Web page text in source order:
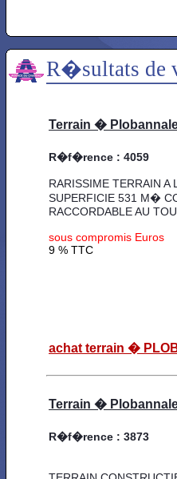
R�sultats de
Terrain �
R�f�rence : 4059
RARISSIME TERRAIN A
SUPERFICIE 531 M�
RACCORDABLE AU
sous compromis Euros
9 % TTC
achat terrain �
Terrain �
R�f�rence : 3873